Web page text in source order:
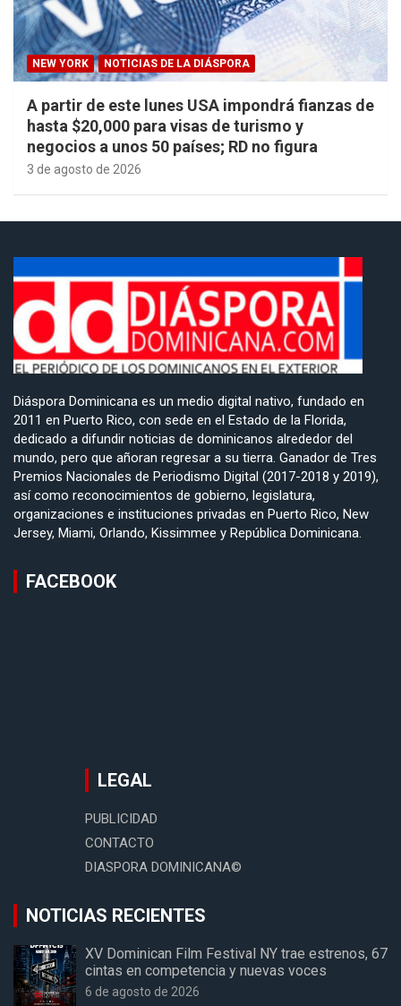
NEW YORK NOTICIAS DE LA DIÁSPORA
A partir de este lunes USA impondrá fianzas de
hasta $20,000 para visas de turismo y
negocios a unos 50 países; RD no figura
3 de agosto de 2026
Diáspora Dominicana es un medio digital nativo, fundado en
2011 en Puerto Rico, con sede en el Estado de la Florida,
dedicado a difundir noticias de dominicanos alrededor del
mundo, pero que añoran regresar a su tierra. Ganador de Tres
Premios Nacionales de Periodismo Digital (2017-2018 y 2019),
así como reconocimientos de gobierno, legislatura,
organizaciones e instituciones privadas en Puerto Rico, New
Jersey, Miami, Orlando, Kissimmee y República Dominicana.
FACEBOOK
LEGAL
PUBLICIDAD
CONTACTO
DIASPORA DOMINICANA©
NOTICIAS RECIENTES
XV Dominican Film Festival NY trae estrenos, 67
cintas en competencia y nuevas voces
6 de agosto de 2026